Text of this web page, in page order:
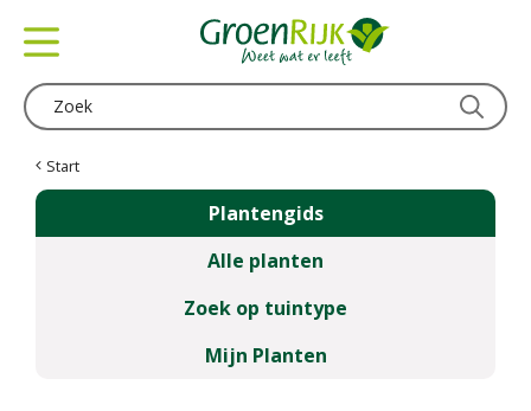
Start
Plantengids
Alle planten
Zoek op tuintype
Mijn Planten